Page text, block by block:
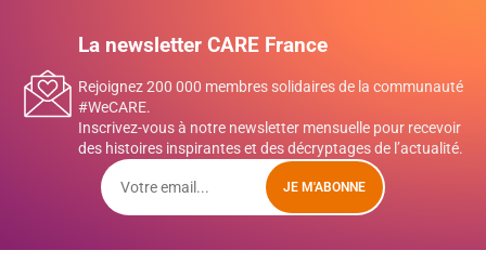
La newsletter CARE France
Rejoignez 200 000 membres solidaires de la communauté
#WeCARE.
Inscrivez-vous à notre newsletter mensuelle pour recevoir
des histoires inspirantes et des décryptages de l’actualité.
JE M'ABONNE